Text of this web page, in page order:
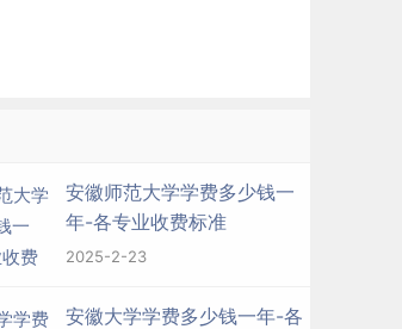
安徽师范大学学费多少钱一
年-各专业收费标准
2025-2-23
安徽大学学费多少钱一年-各